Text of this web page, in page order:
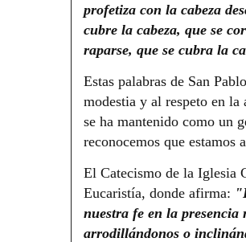
profetiza con la cabeza
cubre la cabeza, que se
raparse, que se cubra la
Estas palabras de San
modestia y al respeto en
se ha mantenido como un
reconocemos que estamos
El Catecismo de la Iglesia
Eucaristía, donde afirma:
nuestra fe en la presencia
arrodillándonos o